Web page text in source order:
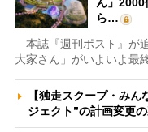
ん」2000
ら…
本誌『週刊ポスト』が
大家さん」がいよいよ最
【独走スクープ・み
ジェクト”の計画変更